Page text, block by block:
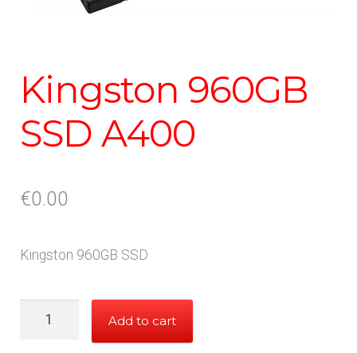
Kingston 960GB
SSD A400
€0.00
Kingston 960GB SSD
Add to cart